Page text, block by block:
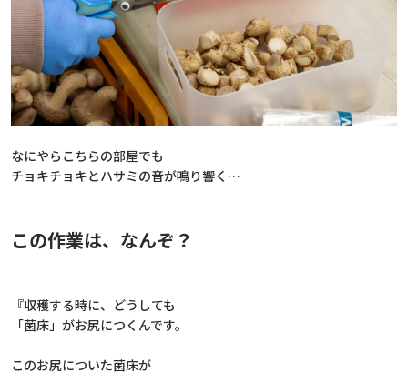
なにやらこちらの部屋でも
チョキチョキとハサミの音が鳴り響く…
この作業は、なんぞ？
『収穫する時に、どうしても
「菌床」がお尻につくんです。
このお尻についた菌床が